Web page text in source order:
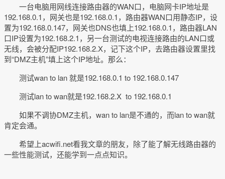
一台电脑用网线连接路由器的WAN口，电脑网卡IP地址是
192.168.0.1，网关也是192.168.0.1，路由器WAN口用静态IP，设
置为192.168.0.147，网关也DNS也填上192.168.0.1，路由器LAN
口IP设置为192.168.2.1，另一台测试的电视连接路由的LAN口或
无线，会被分配IP192.168.2.X，记下这个IP，去路由器设置里找
到“DMZ主机”填上这个IP地址。那么：
测试wan to lan 就是192.168.0.1 to 192.168.0.147
测试lan to wan就是192.168.2.X to 192.168.0.1
如果不调协DMZ主机，wan to lan是不通的，而lan to wan就
肯定会通。
希望上acwifi.net看我文章的朋友，除了能了解无线路由器的
一些性能测试，还能学到一点点知识。